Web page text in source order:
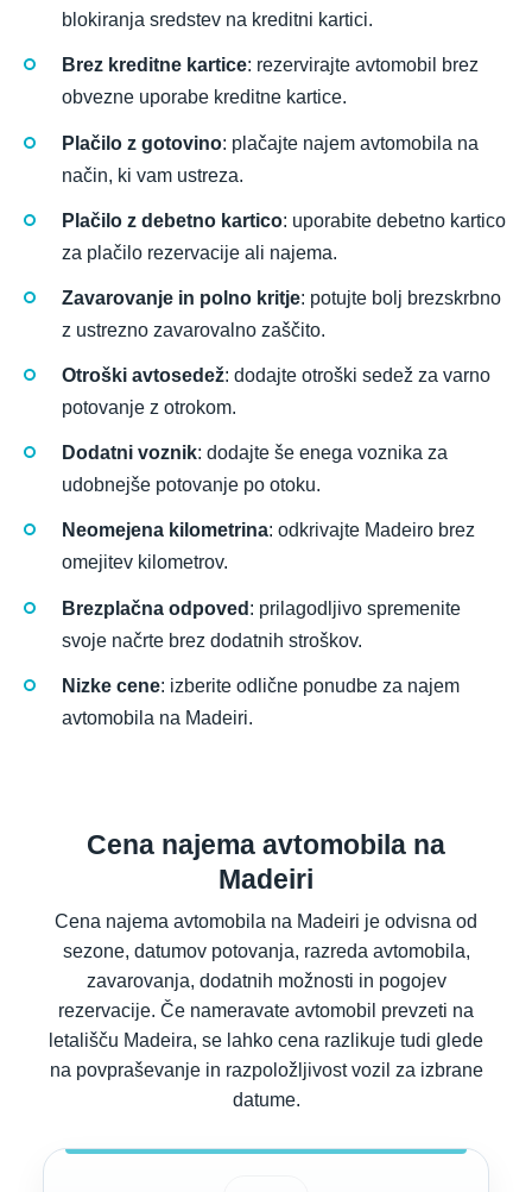
blokiranja sredstev na kreditni kartici.
Brez kreditne kartice: rezervirajte avtomobil brez
obvezne uporabe kreditne kartice.
Plačilo z gotovino: plačajte najem avtomobila na
način, ki vam ustreza.
Plačilo z debetno kartico: uporabite debetno kartico
za plačilo rezervacije ali najema.
Zavarovanje in polno kritje: potujte bolj brezskrbno
z ustrezno zavarovalno zaščito.
Otroški avtosedež: dodajte otroški sedež za varno
potovanje z otrokom.
Dodatni voznik: dodajte še enega voznika za
udobnejše potovanje po otoku.
Neomejena kilometrina: odkrivajte Madeiro brez
omejitev kilometrov.
Brezplačna odpoved : prilagodljivo spremenite
svoje načrte brez dodatnih stroškov.
Nizke cene: izberite odlične ponudbe za najem
avtomobila na Madeiri.
Cena najema avtomobila na
Madeiri
Cena najema avtomobila na Madeiri je odvisna od
sezone, datumov potovanja, razreda avtomobila,
zavarovanja, dodatnih možnosti in pogojev
rezervacije. Če nameravate avtomobil prevzeti na
letališču Madeira, se lahko cena razlikuje tudi glede
na povpraševanje in razpoložljivost vozil za izbrane
datume.